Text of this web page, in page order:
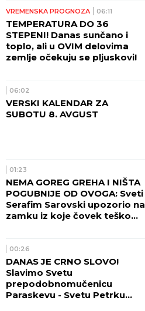
VREMENSKA PROGNOZA 06:11
TEMPERATURA DO 36
STEPENI! Danas sunčano i
toplo, ali u OVIM delovima
zemlje očekuju se pljuskovi!
06:02
VERSKI KALENDAR ZA
SUBOTU 8. AVGUST
01:23
NEMA GOREG GREHA I NIŠTA
POGUBNIJE OD OVOGA: Sveti
Serafim Sarovski upozorio na
zamku iz koje čovek teško
00:26
DANAS JE CRNO SLOVO!
Slavimo Svetu
prepodobnomučenicu
Paraskevu - Svetu Petrku